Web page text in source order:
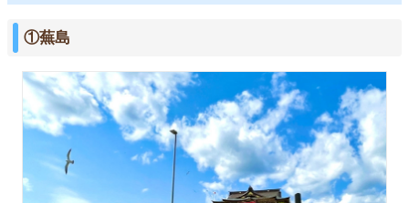
①蕪島